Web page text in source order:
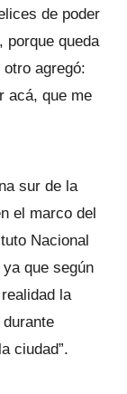
de poder
porque queda
agregó:
acá, que me
sur de la
el marco del
Nacional
que según
la
ciudad”.